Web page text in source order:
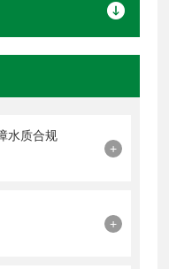
水质合规
+
+